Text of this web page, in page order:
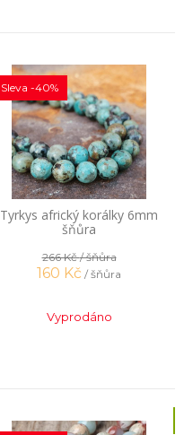
Tyrkys africký korálky 6mm
šňůra
Sleva -40%
266 Kč/ šňůra
160 Kč / šňůra
Vyprodáno